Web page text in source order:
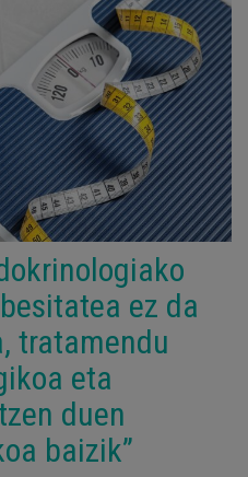
ez da
tratamendu
eta
duen
baizik”